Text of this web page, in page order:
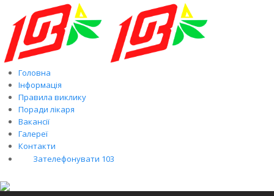
Головна
Інформація
Правила виклику
Поради лікаря
Вакансії
Галереї
Контакти
Зателефонувати 103